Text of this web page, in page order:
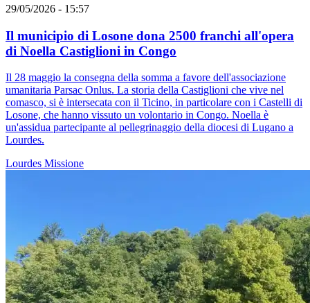
29/05/2026 - 15:57
Il municipio di Losone dona 2500 franchi all'opera
di Noella Castiglioni in Congo
Il 28 maggio la consegna della somma a favore dell'associazione
umanitaria Parsac Onlus. La storia della Castiglioni che vive nel
comasco, si è intersecata con il Ticino, in particolare con i Castelli di
Losone, che hanno vissuto un volontario in Congo. Noella è
un'assidua partecipante al pellegrinaggio della diocesi di Lugano a
Lourdes.
Lourdes Missione